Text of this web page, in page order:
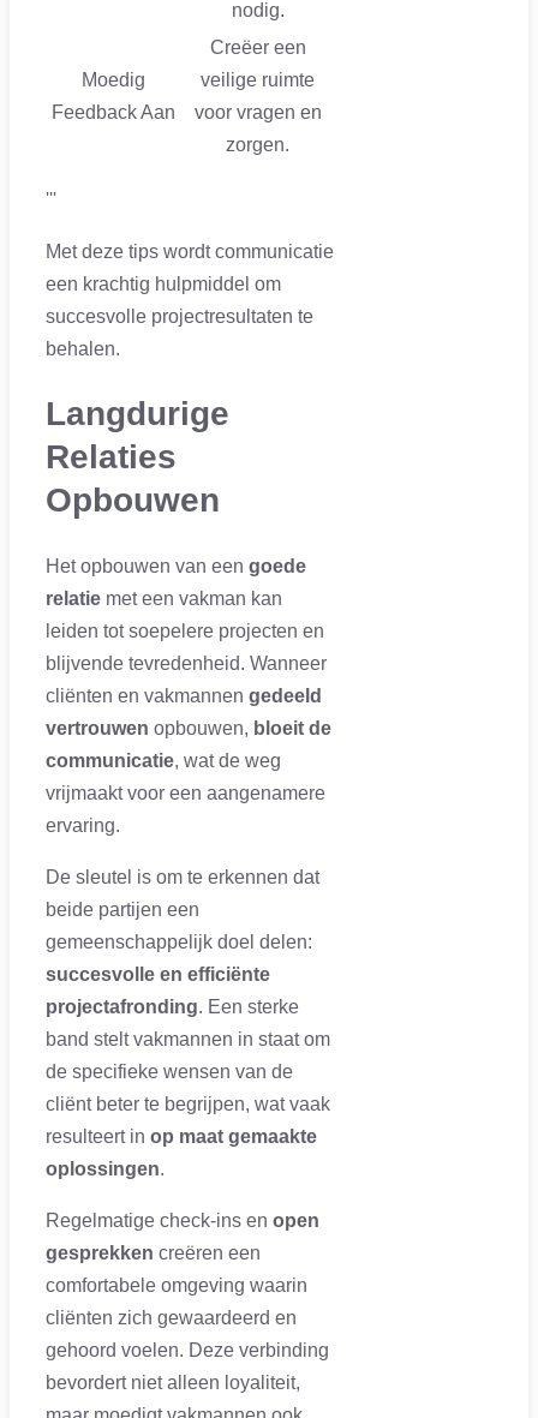
nodig.
Moedig
Feedback Aan
Creëer een
veilige ruimte
voor vragen en
zorgen.
'''
Met deze tips wordt communicatie
een krachtig hulpmiddel om
succesvolle projectresultaten te
behalen.
Langdurige
Relaties
Opbouwen
Het opbouwen van een goede
relatie met een vakman kan
leiden tot soepelere projecten en
blijvende tevredenheid. Wanneer
cliënten en vakmannen gedeeld
vertrouwen opbouwen, bloeit de
communicatie, wat de weg
vrijmaakt voor een aangenamere
ervaring.
De sleutel is om te erkennen dat
beide partijen een
gemeenschappelijk doel delen:
succesvolle en efficiënte
projectafronding. Een sterke
band stelt vakmannen in staat om
de specifieke wensen van de
cliënt beter te begrijpen, wat vaak
resulteert in op maat gemaakte
oplossingen.
Regelmatige check-ins en open
gesprekken creëren een
comfortabele omgeving waarin
cliënten zich gewaardeerd en
gehoord voelen. Deze verbinding
bevordert niet alleen loyaliteit,